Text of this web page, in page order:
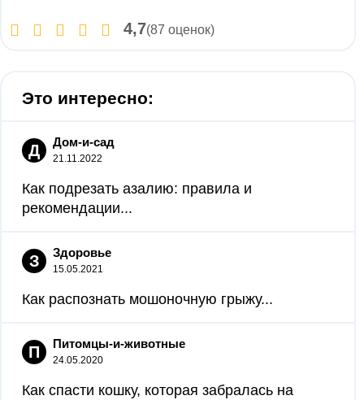
4,7(87 оценок)
Это интересно:
Д Дом-и-сад
21.11.2022
Как подрезать азалию: правила и
рекомендации...
З Здоровье
15.05.2021
Как распознать мошоночную грыжу...
П Питомцы-и-животные
24.05.2020
Как спасти кошку, которая забралась на